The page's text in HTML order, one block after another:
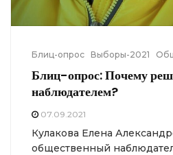
Блиц-опрос Выборы-2021
Блиц-опрос: Почему
наблюдателем?
07.09.2021
Кулакова Елена
общественный